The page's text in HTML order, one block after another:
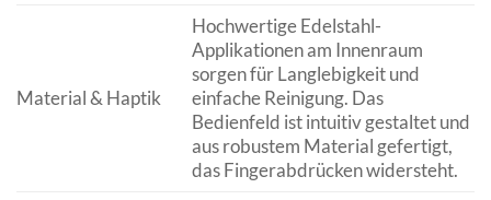
Material & Haptik
Hochwertige Edelstahl-
Applikationen am Innenraum
sorgen für Langlebigkeit und
einfache Reinigung. Das
Bedienfeld ist intuitiv gestaltet und
aus robustem Material gefertigt,
das Fingerabdrücken widersteht.